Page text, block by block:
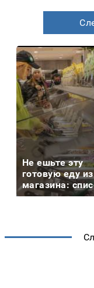
Не ешьте эту
готовую еду из
магазина: